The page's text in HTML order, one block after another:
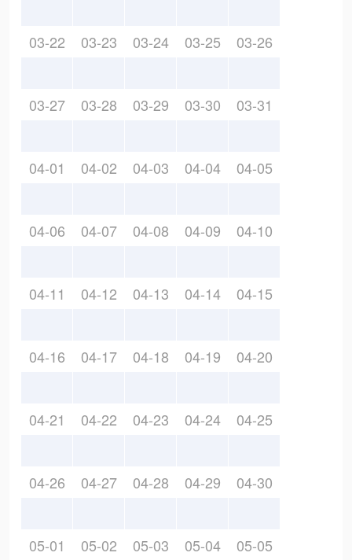
03-22 03-23 03-24 03-25 03-26
03-27 03-28 03-29 03-30 03-31
04-01 04-02 04-03 04-04 04-05
04-06 04-07 04-08 04-09 04-10
04-11 04-12 04-13 04-14 04-15
04-16 04-17 04-18 04-19 04-20
04-21 04-22 04-23 04-24 04-25
04-26 04-27 04-28 04-29 04-30
05-01 05-02 05-03 05-04 05-05